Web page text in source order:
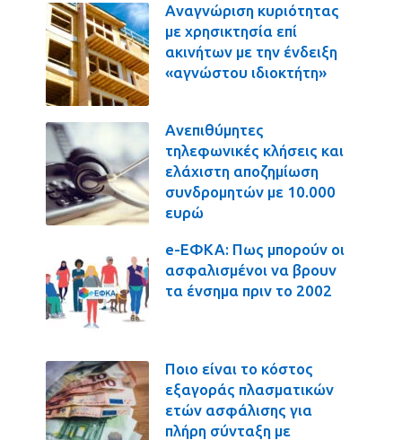
Αναγνώριση κυριότητας
με χρησικτησία επί
ακινήτων με την ένδειξη
«αγνώστου ιδιοκτήτη»
Ανεπιθύμητες
τηλεφωνικές κλήσεις και
ελάχιστη αποζημίωση
συνδρομητών με 10.000
ευρώ
e-ΕΦΚΑ: Πως μπορούν οι
ασφαλισμένοι να βρουν
τα ένσημα πριν το 2002
Ποιο είναι το κόστος
εξαγοράς πλασματικών
ετών ασφάλισης για
πλήρη σύνταξη με